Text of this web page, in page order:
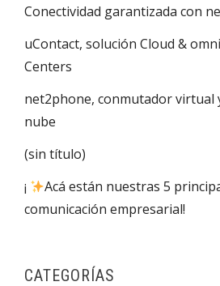
Conectividad garantizada con
uContact, solución Cloud &
Centers
net2phone, conmutador virtual
nube
(sin título)
¡
Acá están nuestras 5
comunicación empresarial!
CATEGORÍAS